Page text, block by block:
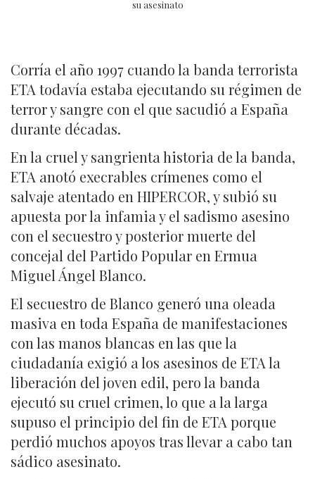
su asesinato
Corría el año 1997 cuando la banda terrorista
ETA todavía estaba ejecutando su régimen de
terror y sangre con el que sacudió a España
durante décadas.
En la cruel y sangrienta historia de la banda,
ETA anotó execrables crímenes como el
salvaje atentado en HIPERCOR, y subió su
apuesta por la infamia y el sadismo asesino
con el secuestro y posterior muerte del
concejal del Partido Popular en Ermua
Miguel Ángel Blanco.
El secuestro de Blanco generó una oleada
masiva en toda España de manifestaciones
con las manos blancas en las que la
ciudadanía exigió a los asesinos de ETA la
liberación del joven edil, pero la banda
ejecutó su cruel crimen, lo que a la larga
supuso el principio del fin de ETA porque
perdió muchos apoyos tras llevar a cabo tan
sádico asesinato.